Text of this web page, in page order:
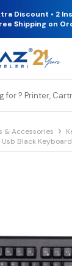
Discount • 2
Shipping on
& Accessories
Black Keyboard